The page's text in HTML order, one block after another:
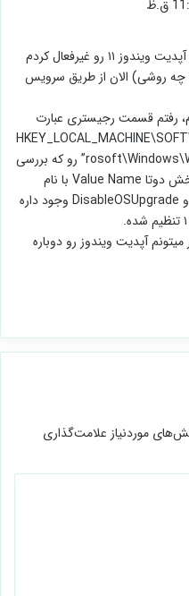
من با استفاده از یوتوب آپدیت ویندوز ۱۱ رو غیرفعال کردم
روشی) الان از طریق سرویس
رفتم قسمت رجیستری عبارت
rosoft\Windows\WindowsUpdate\AU” رو که بررسی
کردم، دیدم توی این بخش دوتا Value Name با نام
DisableOSUpgrade و DisableOSUpgrade وجود داره
آپدیت ویندوز رو دوباره
موردنیاز علامت‌گذاری